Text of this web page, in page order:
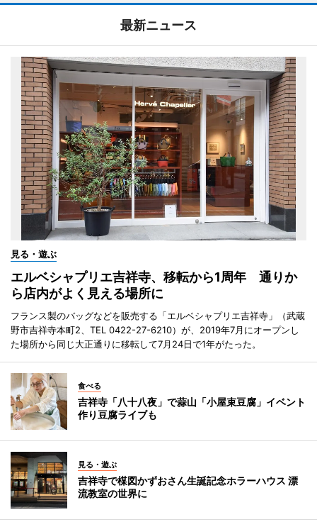
最新ニュース
見る・遊ぶ
エルベシャプリエ吉祥寺、移転から1周年 通りか
ら店内がよく見える場所に
フランス製のバッグなどを販売する「エルベシャプリエ吉祥寺」（武蔵
野市吉祥寺本町2、TEL 0422-27-6210）が、2019年7月にオープンし
た場所から同じ大正通りに移転して7月24日で1年がたった。
食べる
吉祥寺「八十八夜」で蒜山「小屋束豆腐」イベント
作り豆腐ライブも
見る・遊ぶ
吉祥寺で楳図かずおさん生誕記念ホラーハウス 漂
流教室の世界に